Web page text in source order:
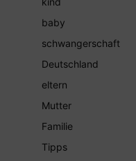
baby
schwangerschaft
Deutschland
eltern
Mutter
Familie
Tipps